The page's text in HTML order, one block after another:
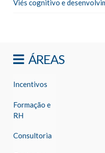
Viés cognitivo e
ÁREAS
Incentivos
Formação e
RH
Consultoria